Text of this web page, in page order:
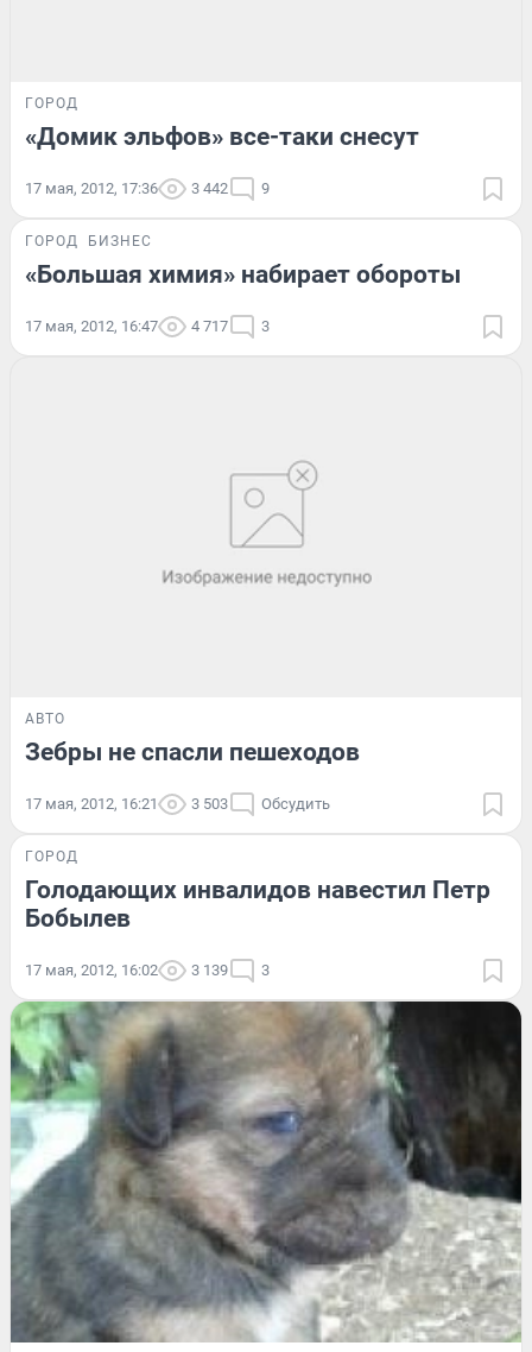
ГОРОД
«Домик эльфов» все-таки снесут
17 мая, 2012, 17:36 3 442 9
ГОРОД БИЗНЕС
«Большая химия» набирает обороты
17 мая, 2012, 16:47 4 717 3
АВТО
Зебры не спасли пешеходов
17 мая, 2012, 16:21 3 503 Обсудить
ГОРОД
Голодающих инвалидов навестил Петр
Бобылев
17 мая, 2012, 16:02 3 139 3